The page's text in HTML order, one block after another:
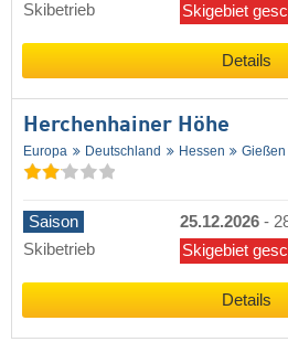
Skibetrieb
Skigebiet
Details
Herchenhainer Höhe
Europa Deutschland Hessen
Saison 25.12.2026 -
Skibetrieb
Skigebiet
Details